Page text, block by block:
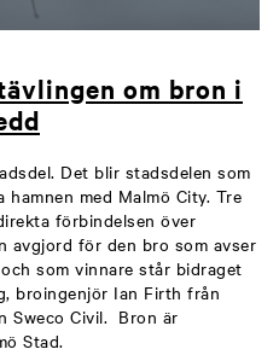
om bron i
Det blir stadsdelen som
med Malmö City. Tre
förbindelsen över
avgjord för den bro som avser
som vinnare står bidraget
broingenjör Ian Firth från
Sweco Civil. Bron är
Stad.